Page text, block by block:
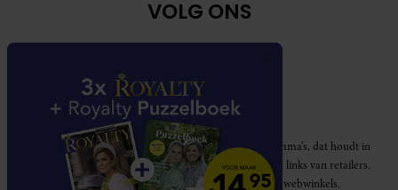
VOLG ONS
Royalty participeert in diverse affiliate marketing programma’s, dat houdt in
dat Royalty commissies ontvangt voor aankopen middels links van retailers.
Deze website wordt niet gesponsord door de genoemde webwinkels.